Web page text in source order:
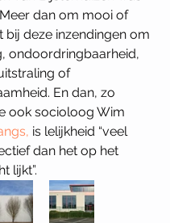
dan om mooi of
bij deze inzendingen om
ondoordringbaarheid,
of
En dan, zo
ook socioloog Wim
is lelijkheid “veel
dan het op het
lijkt”.